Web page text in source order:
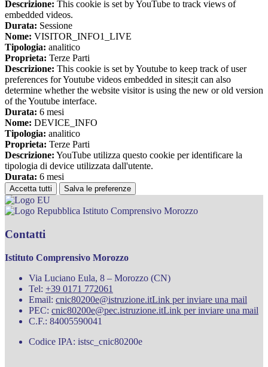
Descrizione: This cookie is set by YouTube to track views of
embedded videos.
Durata: Sessione
Nome: VISITOR_INFO1_LIVE
Tipologia: analitico
Proprieta: Terze Parti
Descrizione: This cookie is set by Youtube to keep track of user
preferences for Youtube videos embedded in sites;it can also
determine whether the website visitor is using the new or old version
of the Youtube interface.
Durata: 6 mesi
Nome: DEVICE_INFO
Tipologia: analitico
Proprieta: Terze Parti
Descrizione: YouTube utilizza questo cookie per identificare la
tipologia di device utilizzata dall'utente.
Durata: 6 mesi
Accetta tutti Salva le preferenze
Istituto Comprensivo Morozzo
Contatti
Istituto Comprensivo Morozzo
Via Luciano Eula, 8 – Morozzo (CN)
Tel: +39 0171 772061
Email: cnic80200e@istruzione.itLink per inviare una mail
PEC: cnic80200e@pec.istruzione.itLink per inviare una mail
C.F.: 84005590041
Codice IPA: istsc_cnic80200e